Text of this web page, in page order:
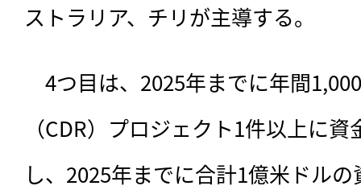
ストラリア、チリが主導する。
4つ目は、2025年までに年間
（CDR）プロジェクト1件以上に
し、2025年までに合計1億米ドル